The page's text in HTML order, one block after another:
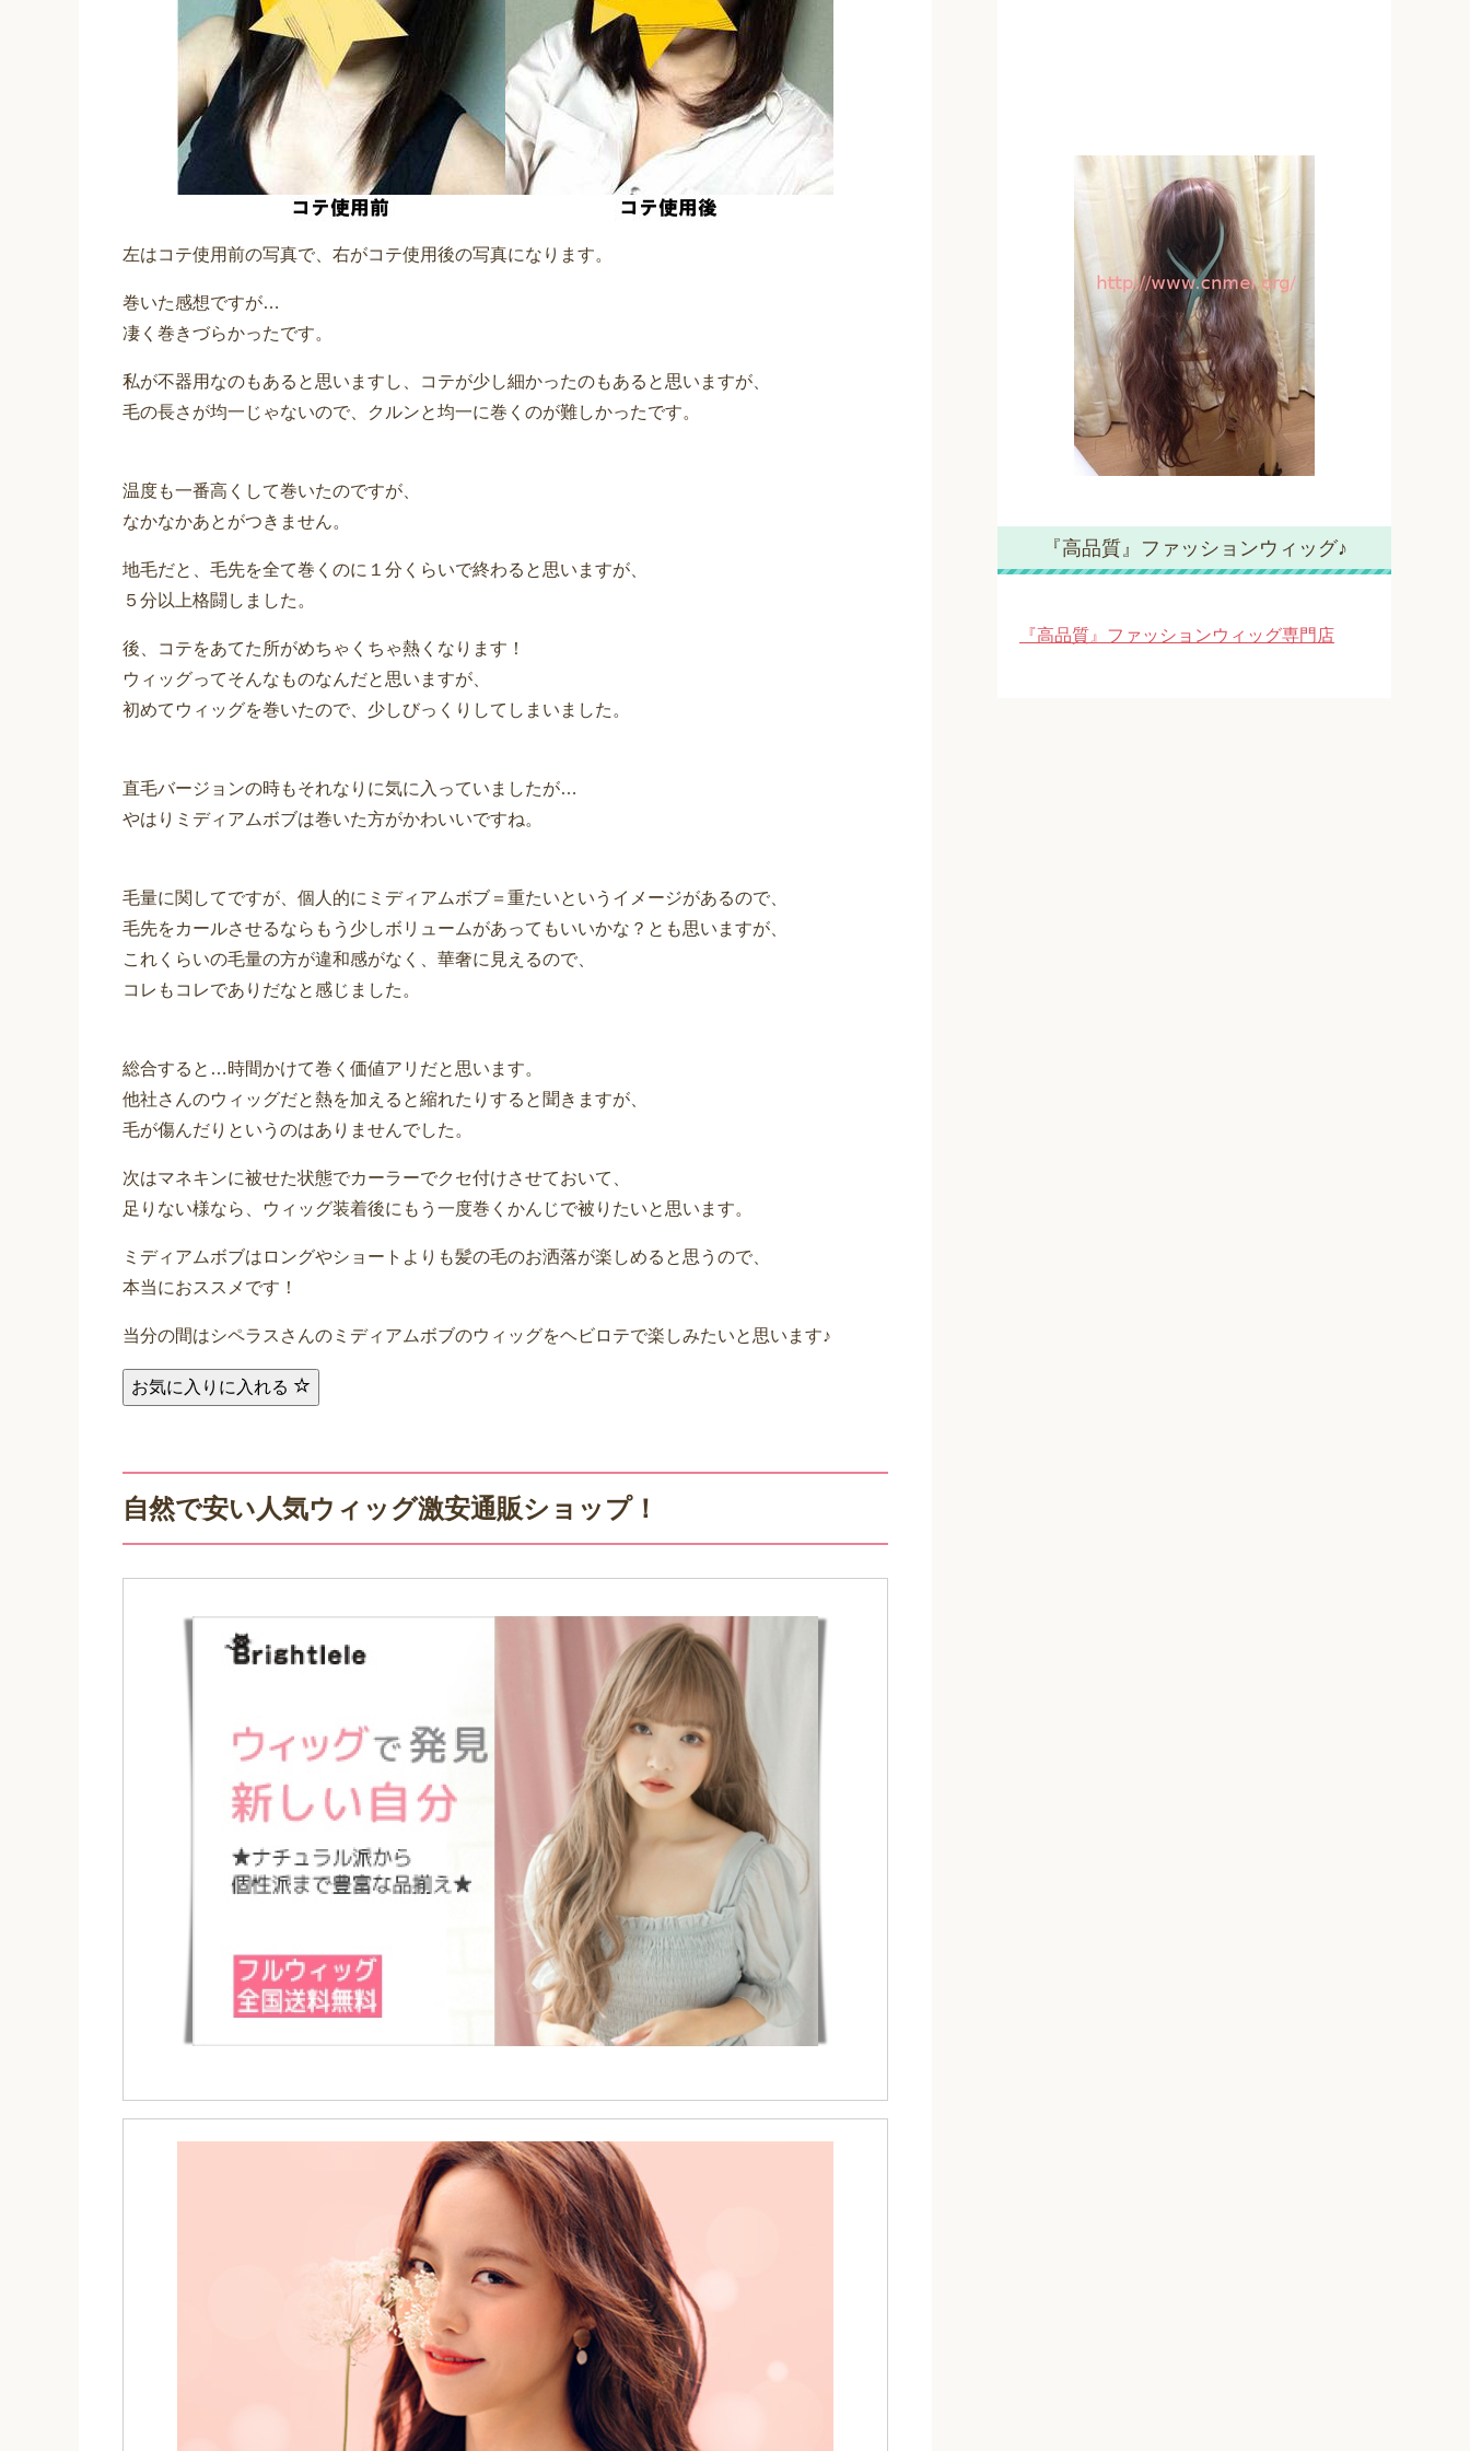
左はコテ使用前の写真で、右がコテ使用後の写真になります。
巻いた感想ですが…
凄く巻きづらかったです。
私が不器用なのもあると思いますし、コテが少し細かったのもあると思いますが、
毛の長さが均一じゃないので、クルンと均一に巻くのが難しかったです。
温度も一番高くして巻いたのですが、
なかなかあとがつきません。
地毛だと、毛先を全て巻くのに１分くらいで終わると思いますが、
５分以上格闘しました。
後、コテをあてた所がめちゃくちゃ熱くなります！
ウィッグってそんなものなんだと思いますが、
初めてウィッグを巻いたので、少しびっくりしてしまいました。
直毛バージョンの時もそれなりに気に入っていましたが…
やはりミディアムボブは巻いた方がかわいいですね。
毛量に関してですが、個人的にミディアムボブ＝重たいというイメージがあるので、
毛先をカールさせるならもう少しボリュームがあってもいいかな？とも思いますが、
これくらいの毛量の方が違和感がなく、華奢に見えるので、
コレもコレでありだなと感じました。
総合すると…時間かけて巻く価値アリだと思います。
他社さんのウィッグだと熱を加えると縮れたりすると聞きますが、
毛が傷んだりというのはありませんでした。
次はマネキンに被せた状態でカーラーでクセ付けさせておいて、
足りない様なら、ウィッグ装着後にもう一度巻くかんじで被りたいと思います。
ミディアムボブはロングやショートよりも髪の毛のお洒落が楽しめると思うので、
本当におススメです！
当分の間はシペラスさんのミディアムボブのウィッグをヘビロテで楽しみたいと思います♪
お気に入りに入れる
自然で安い人気ウィッグ激安通販ショップ！
『高品質』ファッションウィッグ♪
『高品質』ファッションウィッグ専門店